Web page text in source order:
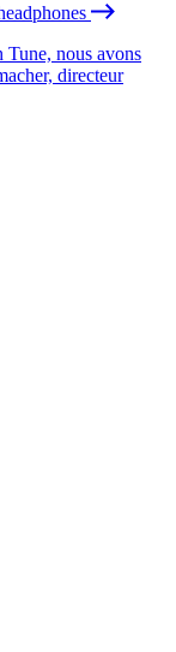
Tune, nous avons
directeur